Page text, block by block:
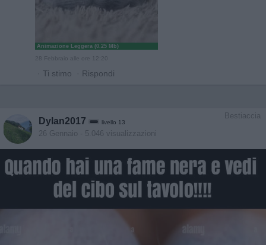
Animazione Leggera (0.25 Mb)
28 Febbraio alle ore 12:20
· Ti stimo · Rispondi
Bestiaccia
Dylan2017 livello 13
26 Gennaio - 5.046 visualizzazioni